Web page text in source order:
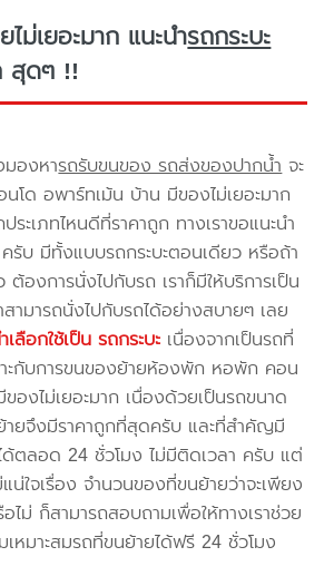
ม่เยอะมาก แนะนำรถกระบะ
สุดๆ !!
มองหารถรับขนของ รถส่งของปากน้ำ จะ
ด อพาร์ทเม้น บ้าน มีของไม่เยอะมาก
ประเภทไหนดีที่ราคาถูก ทางเราขอแนะนำ
ครับ มีทั้งแบบรถกระบะตอนเดียว หรือถ้า
องการนั่งไปกับรถ เราก็มีให้บริการเป็น
ามารถนั่งไปกับรถได้อย่างสบายๆ เลย
เลือกใช้เป็น รถกระบะ เนื่องจากเป็นรถที่
ะกับการขนของย้ายห้องพัก หอพัก คอน
องไม่เยอะมาก เนื่องด้วยเป็นรถขนาด
ายจึงมีราคาถูกที่สุดครับ และที่สำคัญมี
ตลอด 24 ชั่วโมง ไม่มีติดเวลา ครับ แต่
น่ใจเรื่อง จำนวนของที่ขนย้ายว่าจะเพียง
ไม่ ก็สามารถสอบถามเพื่อให้ทางเราช่วย
หมาะสมรถที่ขนย้ายได้ฟรี 24 ชั่วโมง